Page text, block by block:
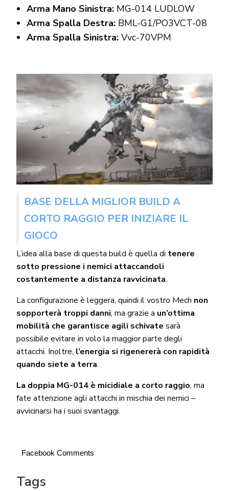
Arma Mano Sinistra:MG-014 LUDLOW
Arma Spalla Destra:BML-G1/PO3VCT-08
Arma Spalla Sinistra:Vvc-70VPM
BASE DELLA MIGLIOR BUILD A
CORTO RAGGIO PER INIZIARE IL
GIOCO
L’idea alla base di questa build è quella di tenere
sotto pressione i nemici attaccandoli
costantemente a distanza ravvicinata.
La configurazione è leggera, quindi il vostro Mech non
sopporterà troppi danni, ma grazie a un’ottima
mobilità che garantisce agili schivate sarà
possibile evitare in volo la maggior parte degli
attacchi. Inoltre, l’energia si rigenererà con rapidità
quando siete a terra.
La doppia MG-014 è micidiale a corto raggio, ma
fate attenzione agli attacchi in mischia dei nemici –
avvicinarsi ha i suoi svantaggi.
Facebook Comments
Tags